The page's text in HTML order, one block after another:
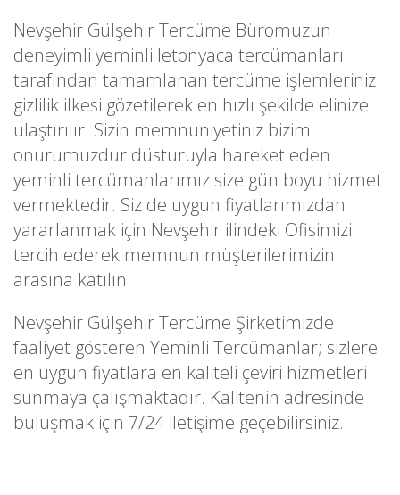
Nevşehir Gülşehir Tercüme Büromuzun
deneyimli yeminli letonyaca tercümanları
tarafından tamamlanan tercüme işlemleriniz
gizlilik ilkesi gözetilerek en hızlı şekilde elinize
ulaştırılır. Sizin memnuniyetiniz bizim
onurumuzdur düsturuyla hareket eden
yeminli tercümanlarımız size gün boyu hizmet
vermektedir. Siz de uygun fiyatlarımızdan
yararlanmak için Nevşehir ilindeki Ofisimizi
tercih ederek memnun müşterilerimizin
arasına katılın.
Nevşehir Gülşehir Tercüme Şirketimizde
faaliyet gösteren Yeminli Tercümanlar; sizlere
en uygun fiyatlara en kaliteli çeviri hizmetleri
sunmaya çalışmaktadır. Kalitenin adresinde
buluşmak için 7/24 iletişime geçebilirsiniz.